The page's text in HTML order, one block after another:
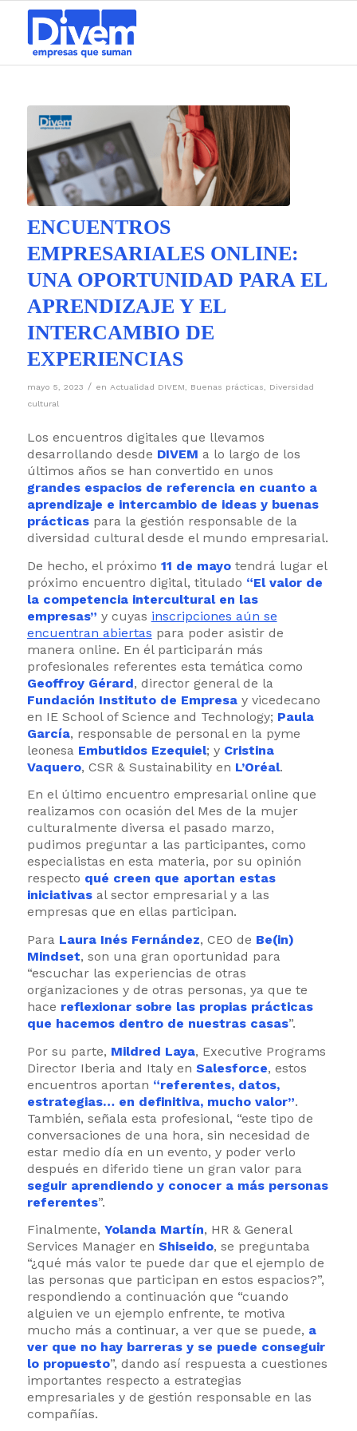
ENCUENTROS
EMPRESARIALES ONLINE:
UNA OPORTUNIDAD PARA EL
APRENDIZAJE Y EL
INTERCAMBIO DE
EXPERIENCIAS
mayo 5, 2023 / en Actualidad DIVEM, Buenas prácticas, Diversidad
cultural
Los encuentros digitales que llevamos
desarrollando desde DIVEM a lo largo de los
últimos años se han convertido en unos
grandes espacios de referencia en cuanto a
aprendizaje e intercambio de ideas y buenas
prácticaspara la gestión responsable de la
diversidad cultural desde el mundo empresarial.
De hecho, el próximo 11 de mayotendrá lugar el
próximo encuentro digital, titulado “El valor de
la competencia intercultural en las
empresas” y cuyas inscripciones aún se
encuentran abiertas para poder asistir de
manera online. En él participarán más
profesionales referentes esta temática como
Geoffroy Gérard, director general de la
Fundación Instituto de Empresay vicedecano
en IE School of Science and Technology; Paula
García, responsable de personal en la pyme
leonesa Embutidos Ezequiel; y Cristina
Vaquero, CSR & Sustainability en L’Oréal.
En el último encuentro empresarial online que
realizamos con ocasión del Mes de la mujer
culturalmente diversa el pasado marzo,
pudimos preguntar a las participantes, como
especialistas en esta materia, por su opinión
respecto qué creen que aportan estas
iniciativasal sector empresarial y a las
empresas que en ellas participan.
Para Laura Inés Fernández, CEO de Be(in)
Mindset, son una gran oportunidad para
“escuchar las experiencias de otras
organizaciones y de otras personas, ya que te
hace reflexionar sobre las propias prácticas
que hacemos dentro de nuestras casas”.
Por su parte, Mildred Laya, Executive Programs
Director Iberia and Italy en Salesforce, estos
encuentros aportan “referentes, datos,
estrategias… en definitiva, mucho valor”.
También, señala esta profesional, “este tipo de
conversaciones de una hora, sin necesidad de
estar medio día en un evento, y poder verlo
después en diferido tiene un gran valor para
seguir aprendiendo y conocer a más personas
referentes”.
Finalmente, Yolanda Martín, HR & General
Services Manager en Shiseido, se preguntaba
“¿qué más valor te puede dar que el ejemplo de
las personas que participan en estos espacios?”,
respondiendo a continuación que “cuando
alguien ve un ejemplo enfrente, te motiva
mucho más a continuar, a ver que se puede, a
ver que no hay barreras y se puede conseguir
lo propuesto”, dando así respuesta a cuestiones
importantes respecto a estrategias
empresariales y de gestión responsable en las
compañías.